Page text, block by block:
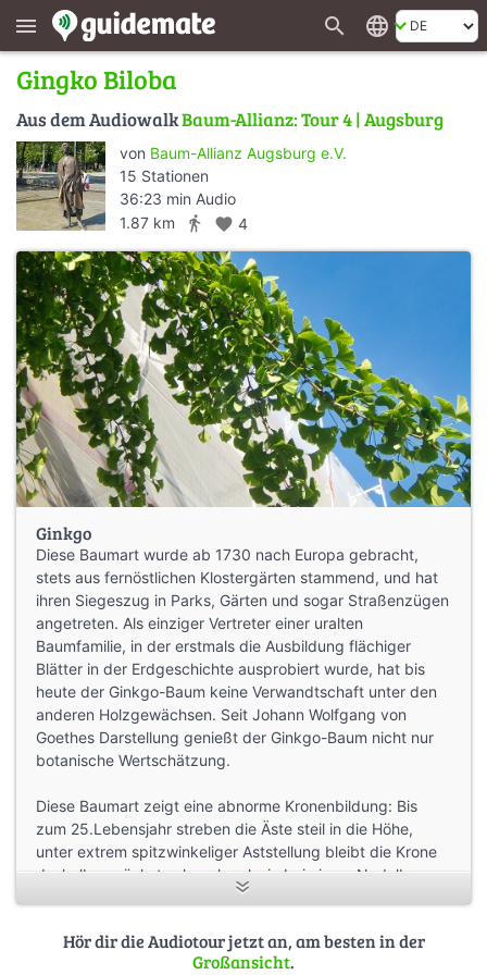
menu search language
Gingko Biloba
Aus dem AudiowalkBaum-Allianz: Tour 4 | Augsburg
von Baum-Allianz Augsburg e.V.
15 Stationen
36:23 min Audio
1.87 km
directions_walk favorite 4
Ginkgo
Diese Baumart wurde ab 1730 nach Europa gebracht,
stets aus fernöstlichen Klostergärten stammend, und hat
ihren Siegeszug in Parks, Gärten und sogar Straßenzügen
angetreten. Als einziger Vertreter einer uralten
Baumfamilie, in der erstmals die Ausbildung flächiger
Blätter in der Erdgeschichte ausprobiert wurde, hat bis
heute der Ginkgo-Baum keine Verwandtschaft unter den
anderen Holzgewächsen. Seit Johann Wolfgang von
Goethes Darstellung genießt der Ginkgo-Baum nicht nur
botanische Wertschätzung.
Diese Baumart zeigt eine abnorme Kronenbildung: Bis
zum 25.Lebensjahr streben die Äste steil in die Höhe,
unter extrem spitzwinkeliger Aststellung bleibt die Krone
deshalb zunächst sehr schmal wie bei einem Nadelbaum –
später senken sich die Äste immer tiefer herab, sodass im
Dann bildet der Ginkgo-Baum eine breite, ausgewogene
Krone mit vielen Etagen. Er erreicht Höhen von 60 Metern
Hör dir die Audiotour jetzt an, am besten in der
Großansicht.